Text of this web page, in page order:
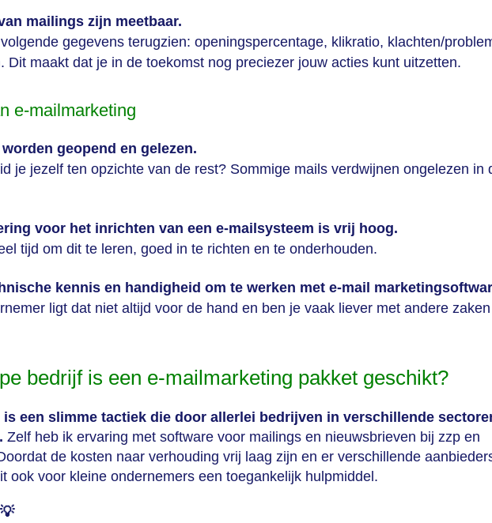
mailings zijn meetbaar.
gegevens terugzien: openingspercentage, klikratio, klachten/
Dit maakt dat je in de toekomst nog preciezer jouw acties kunt uitzetten.
e-mailmarketing
geopend en gelezen.
je jezelf ten opzichte van de rest? Sommige mails verdwijnen ongelezen in
voor het inrichten van een e-mailsysteem is vrij hoog.
tijd om dit te leren, goed in te richten en te onderhouden.
kennis en handigheid om te werken met e-mail
ligt dat niet altijd voor de hand en ben je vaak liever met andere zaken
bedrijf is een e-mailmarketing pakket geschikt?
is een slimme tactiek die door allerlei bedrijven in verschillende
Zelf heb ik ervaring met software voor mailings en nieuwsbrieven bij zzp en
de kosten naar verhouding vrij laag zijn en er verschillende
ook voor kleine ondernemers een toegankelijk hulpmiddel.
💡